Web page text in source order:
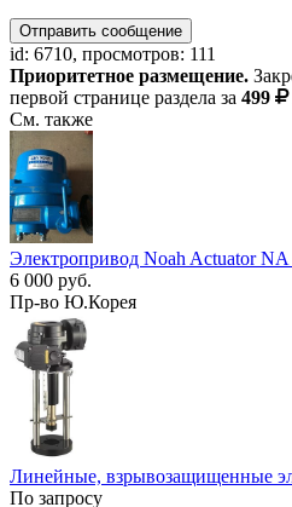
Отправить сообщение
id: 6710, просмотров: 111
Приоритетное размещение.
первой странице раздела за 499
См. также
Электропривод Noah Actuator
6 000 руб.
Пр-во Ю.Корея
Линейные, взрывозащищенные
По запросу